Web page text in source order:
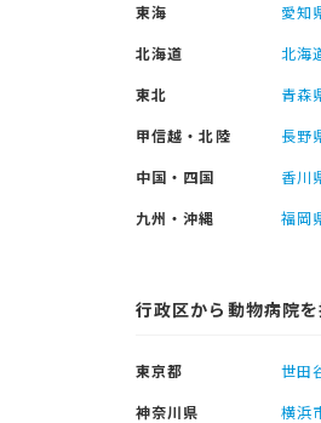
東海
愛知
北海道
北海
東北
青森
甲信越・北陸
長野
中国・四国
香川
九州・沖縄
福岡
行政区から動物病院を
東京都 世田
神奈川県
横浜